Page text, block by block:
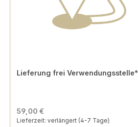
Lieferung frei Verwendungsstelle*
59,00 €
Lieferzeit: verlängert (4-7 Tage)